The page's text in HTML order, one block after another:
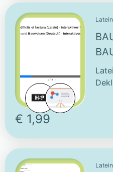
Latein
€ 1,99